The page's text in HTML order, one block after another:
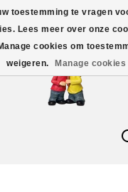
toestemming te vragen
Lees meer over onze
cookies om
weigeren.
Manage cookies